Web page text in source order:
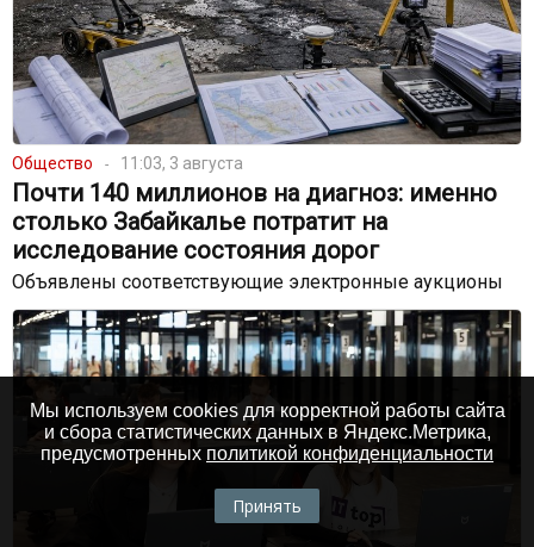
Общество 11:03, 3 августа
Почти 140 миллионов на диагноз: именно
столько Забайкалье потратит на
исследование состояния дорог
Объявлены соответствующие электронные аукционы
Мы используем cookies для корректной работы сайта
и сбора статистических данных в Яндекс.Метрика,
предусмотренных политикой конфиденциальности
Принять